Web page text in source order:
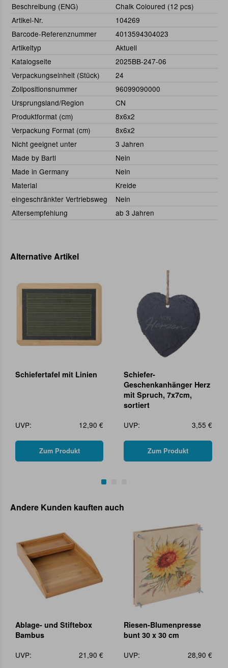
Beschreibung (ENG)
Chalk Coloured (12 pcs)
Artikel-Nr.
104269
Barcode-Referenznummer
4013594304023
Artikeltyp
Aktuell
Katalogseite
2025BB-247-06
Verpackungseinheit (Stück)
24
Zollpositionsnummer
96099090000
Ursprungsland/Region
CN
Produktformat (cm)
8x6x2
Verpackung Format (cm)
8x6x2
Nicht geeignet unter
3 Jahren
Made by Bartl
Nein
Made in Germany
Nein
Material
Kreide
eingeschränkter Vertriebsweg
Nein
Altersempfehlung
ab 3 Jahren
Alternative Artikel
Schiefertafel mit Linien
UVP: 12,90 €
Zum Produkt
Schiefer-
Geschenkanhänger Herz
mit Spruch, 7x7cm,
sortiert
UVP:
3,55 €
Zum Produkt
Andere Kunden kauften auch
Ablage- und Stiftebox
Bambus
UVP:
21,90 €
Riesen-Blumenpresse
bunt 30 x 30 cm
UVP:
28,90 €